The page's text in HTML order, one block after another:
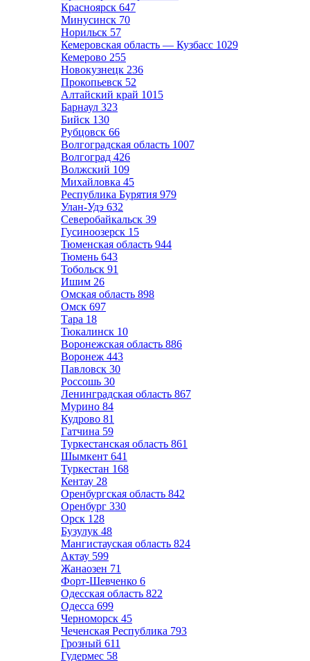
Красноярск 647
Минусинск 70
Норильск 57
Кемеровская область — Кузбасс 1029
Кемерово 255
Новокузнецк 236
Прокопьевск 52
Алтайский край 1015
Барнаул 323
Бийск 130
Рубцовск 66
Волгоградская область 1007
Волгоград 426
Волжский 109
Михайловка 45
Республика Бурятия 979
Улан-Удэ 632
Северобайкальск 39
Гусиноозерск 15
Тюменская область 944
Тюмень 643
Тобольск 91
Ишим 26
Омская область 898
Омск 697
Тара 18
Тюкалинск 10
Воронежская область 886
Воронеж 443
Павловск 30
Россошь 30
Ленинградская область 867
Мурино 84
Кудрово 81
Гатчина 59
Туркестанская область 861
Шымкент 641
Туркестан 168
Кентау 28
Оренбургская область 842
Оренбург 330
Орск 128
Бузулук 48
Мангистауская область 824
Актау 599
Жанаозен 71
Форт-Шевченко 6
Одесская область 822
Одесса 699
Черноморск 45
Чеченская Республика 793
Грозный 611
Гудермес 58